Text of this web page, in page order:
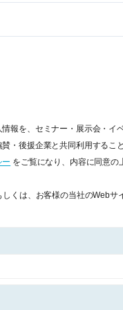
報を、セミナー・展示会・イ
・後援企業と共同利用するこ
ー をご覧になり、内容に同意の
くは、お客様の当社のWebサ